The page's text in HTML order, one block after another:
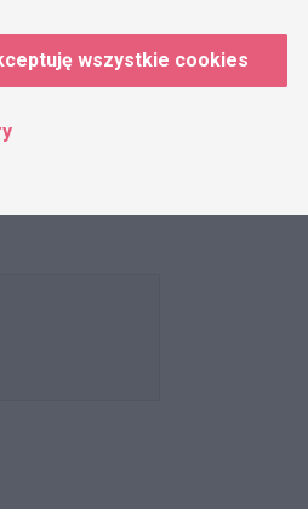
do
z akcyzy
podatnika i
wszystkie cookies